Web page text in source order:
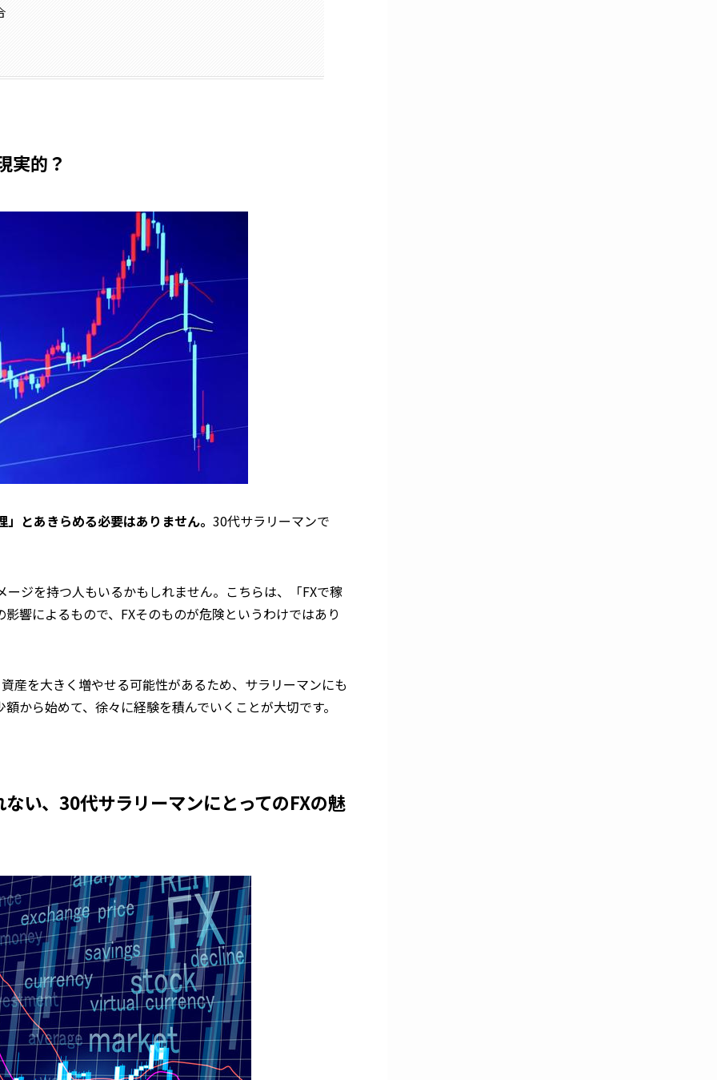
実的？
とあきらめる必要はありません。 30代サラリーマンで
ジを持つ人もいるかもしれません。こちらは、「FXで稼
響によるもので、FXそのものが危険というわけではあり
産を大きく増やせる可能性があるため、サラリーマンにも
から始めて、徐々に経験を積んでいくことが大切です。
い、30代サラリーマンにとってのFXの魅